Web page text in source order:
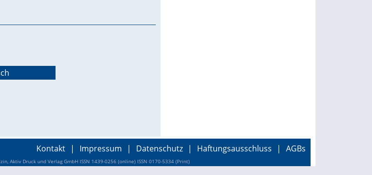
Kontakt | Impressum | Datenschutz | Haftungsausschluss | AGBs
Aktiv Druck und Verlag GmbH ISSN 1439-0256 (online) ISSN 0170-5334 (Print)